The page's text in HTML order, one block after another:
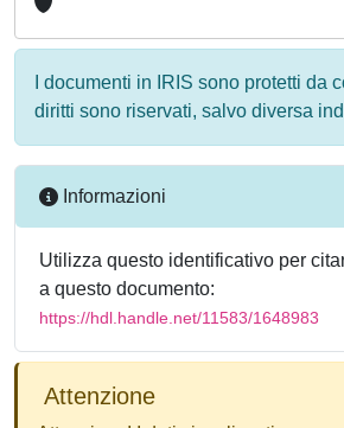
I documenti in IRIS sono protetti da
diritti sono riservati, salvo diversa
Informazioni
Utilizza questo identificativo per
a questo documento:
https://hdl.handle.net/11583/1648983
Attenzione